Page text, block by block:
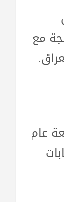
مع
الرابعة عام